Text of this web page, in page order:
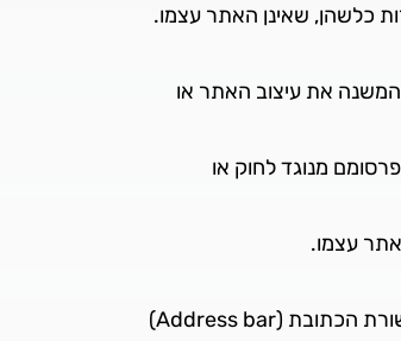
כלשהן, שאינן האתר עצמו.
את עיצוב האתר או
מנוגד לחוק או
עצמו.
בעת הקישור, על כתובתו המדויקת של דף האינטרנט באתר להופיע במקום הרגיל המיועד לכך בממשק המשתמש, לדוגמה בשורת הכתובת (Address bar)